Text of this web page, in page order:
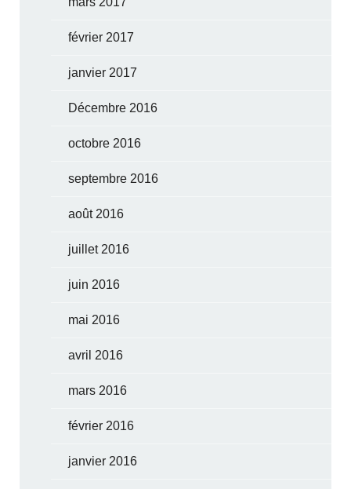
février 2017
janvier 2017
Décembre 2016
octobre 2016
septembre 2016
août 2016
juillet 2016
juin 2016
mai 2016
avril 2016
mars 2016
février 2016
janvier 2016